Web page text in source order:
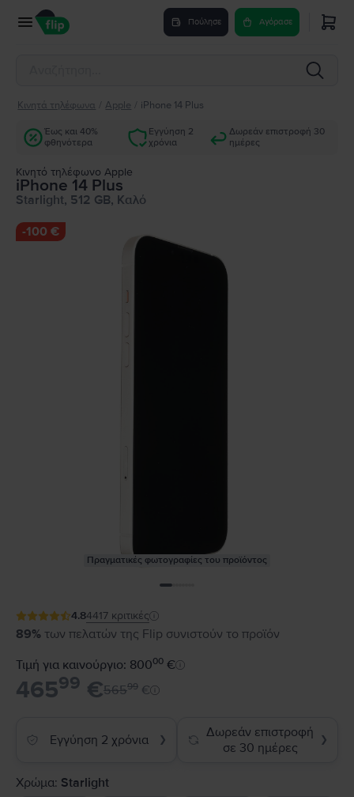
Πούλησε Αγόρασε
Κινητά τηλέφωνα Apple iPhone 14 Plus
Έως και 40%
φθηνότερα
Εγγύηση 2
χρόνια
Δωρεάν επιστροφή 30
ημέρες
Κινητό τηλέφωνο Apple
iPhone 14 Plus
Starlight, 512 GB, Καλό
-100 €
Πραγματικές φωτογραφίες του προϊόντος
4.84417 κριτικές
89% των πελατών της Flip συνιστούν το προϊόν
Τιμή για καινούργιο: 80000 €
46599 €56599 €
Εγγύηση 2 χρόνια ❯
Δωρεάν επιστροφή
σε 30 ημέρες
❯
Χρώμα: Starlight